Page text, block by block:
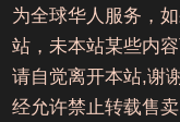
为全球华人服务，
站，未本站某些内
请自觉离开本站,谢
经允许禁止转载售